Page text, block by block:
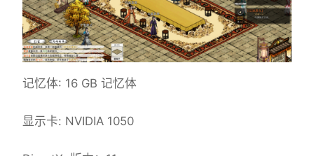
记忆体: 16 GB 记忆体
显示卡: NVIDIA 1050